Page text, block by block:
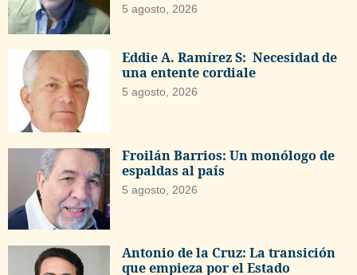
5 agosto, 2026
Eddie A. Ramírez S: Necesidad de
una entente cordiale
5 agosto, 2026
Froilán Barrios: Un monólogo de
espaldas al país
5 agosto, 2026
Antonio de la Cruz: La transición
que empieza por el Estado